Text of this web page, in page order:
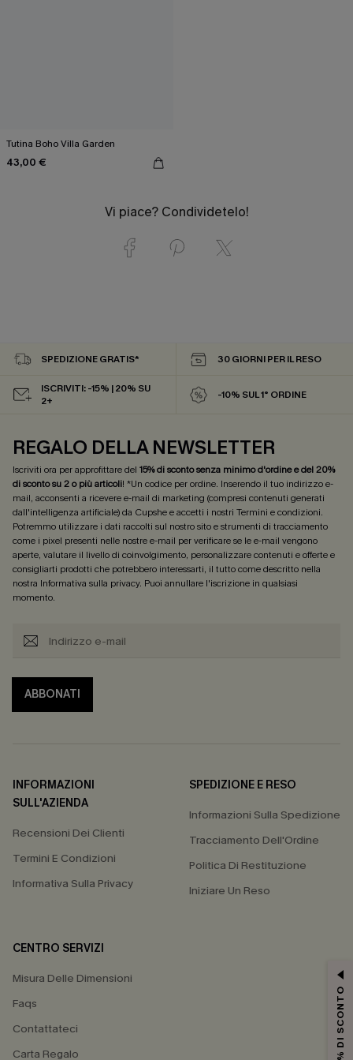
Tutina Boho Villa Garden
43,00 €
Vi piace? Condividetelo!
SPEDIZIONE GRATIS* 30 GIORNI PER IL RESO
ISCRIVITI: -15% | 20% SU
2+
-10% SUL 1° ORDINE
REGALO DELLA NEWSLETTER
Iscriviti ora per approfittare del 15% di sconto senza minimo d'ordine e del 20%
di sconto su 2 o più articoli! *Un codice per ordine. Inserendo il tuo indirizzo e-
mail, acconsenti a ricevere e-mail di marketing (compresi contenuti generati
dall'intelligenza artificiale) da Cupshe e accetti i nostri Termini e condizioni.
Potremmo utilizzare i dati raccolti sul nostro sito e strumenti di tracciamento
come i pixel presenti nelle nostre e-mail per verificare se le e-mail vengono
aperte, valutare il livello di coinvolgimento, personalizzare contenuti e offerte e
consigliarti prodotti che potrebbero interessarti, il tutto come descritto nella
nostra Informativa sulla privacy. Puoi annullare l'iscrizione in qualsiasi
momento.
ABBONATI
INFORMAZIONI
SULL'AZIENDA
Recensioni Dei Clienti
Termini E Condizioni
Informativa Sulla Privacy
SPEDIZIONE E RESO
Informazioni Sulla Spedizione
Tracciamento Dell'Ordine
Politica Di Restituzione
Iniziare Un Reso
CENTRO SERVIZI
Misura Delle Dimensioni
Faqs
Contattateci
Carta Regalo
15% DI SCONTO